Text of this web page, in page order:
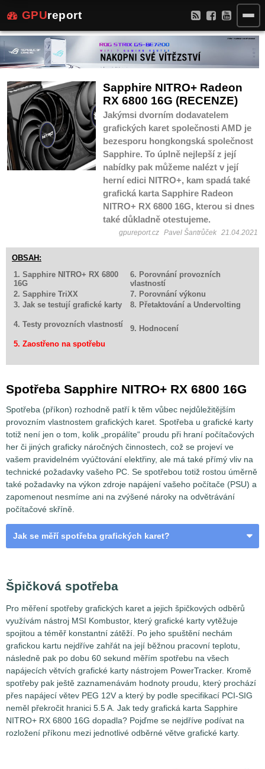
GPUreport
Sapphire NITRO+ Radeon
RX 6800 16G (RECENZE)
Jakýmsi dvorním dodavatelem
grafických karet společnosti AMD je
bezesporu hongkongská společnost
Sapphire. To úplně nejlepší z její
nabídky pak můžeme nalézt v její
herní edici NITRO+, kam spadá také
grafická karta Sapphire Radeon
NITRO+ RX 6800 16G, kterou si dnes
také důkladně otestujeme.
gpureport.cz Pavel Šantrůček 21.04.2021
OBSAH:
1. Sapphire NITRO+ RX 6800
16G
6. Porovnání provozních
vlastností
2. Sapphire TriXX
7. Porovnání výkonu
3. Jak se testují grafické karty
8. Přetaktování a Undervolting
4. Testy provozních vlastností
9. Hodnocení
5. Zaostřeno na spotřebu
Spotřeba Sapphire NITRO+ RX 6800 16G
Spotřeba (příkon) rozhodně patří k těm vůbec nejdůležitějším
provozním vlastnostem grafických karet. Spotřeba u grafické karty
totiž není jen o tom, kolik „propálíte“ proudu při hraní počítačových
her či jiných graficky náročných činnostech, což se projeví ve
vašem pravidelném vyúčtování elektřiny, ale má také přímý vliv na
technické požadavky vašeho PC. Se spotřebou totiž rostou úměrně
také požadavky na výkon zdroje napájení vašeho počítače (PSU) a
zapomenout nesmíme ani na zvýšené nároky na odvětrávání
počítačové skříně.
Jak se měří spotřeba grafických karet?
Měření spotřeby grafických karet není až tak jednoduchou
Špičková spotřeba
Pro měření spotřeby grafických karet a jejich špičkových odběrů
využívám nástroj MSI Kombustor, který grafické karty vytěžuje
spojitou a téměř konstantní zátěží. Po jeho spuštění nechám
grafickou kartu nejdříve zahřát na její běžnou pracovní teplotu,
následně pak po dobu 60 sekund měřím spotřebu na všech
napájecích větvích grafické karty nástrojem PowerTracker. Kromě
spotřeby pak ještě zaznamenávám hodnoty proudu, který prochází
přes napájecí větev PEG 12V a který by podle specifikací PCI-SIG
neměl překročit hranici 5.5 A. Jak tedy grafická karta Sapphire
NITRO+ RX 6800 16G dopadla? Pojďme se nejdříve podívat na
rozložení příkonu mezi jednotlivé odběrné větve grafické karty.